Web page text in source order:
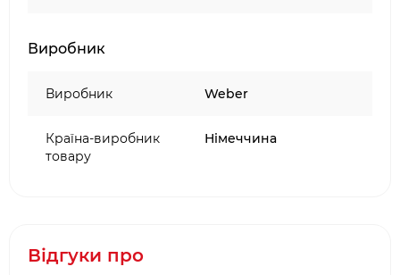
Виробник
Виробник Weber
Країна-виробник
товару
Німеччина
Відгуки про